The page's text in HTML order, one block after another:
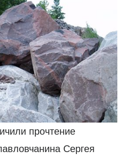
прочтение
Сергея